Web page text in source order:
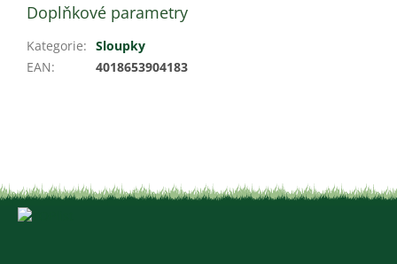
Doplňkové parametry
Kategorie: Sloupky
EAN: 4018653904183